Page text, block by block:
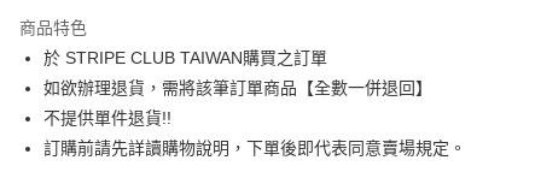
臺灣中小企業銀行
匯豐（台灣）商業銀行
華泰商業銀行
聯邦商業銀行
遠東國際商業銀行
元大商業銀行
玉山商業銀行
星展（台灣）商業銀行
Apple Pay
街口支付
悠遊付
商品特色
於 STRIPE CLUB TAIWAN購買之訂單
如欲辦理退貨，需將該筆訂單商品【全數一併退回】
不提供單件退貨!!
訂購前請先詳讀購物說明，下單後即代表同意賣場規定。